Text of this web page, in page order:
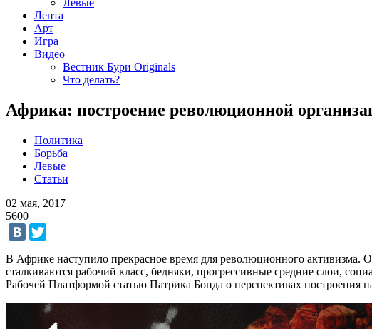
Левые
Лента
Арт
Игра
Видео
Вестник Бури Originals
Что делать?
Африка: построение революционной
Политика
Борьба
Левые
Статьи
02 мая, 2017
5600
В Африке наступило прекрасное время для революционного активизма.
сталкиваются рабочий класс, бедняки, прогрессивные средние слои,
Рабочей Платформой статью Патрика Бонда о перспективах построения